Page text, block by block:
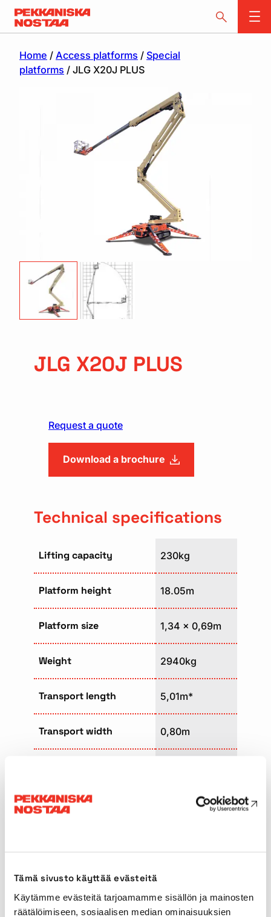
Tämä sivusto käyttää evästeitä
Käytämme evästeitä tarjoamamme sisällön ja mainosten
räätälöimiseen, sosiaalisen median ominaisuuksien
Home / Access platforms / Special
platforms / JLG X20J PLUS
JLG X20J PLUS
Request a quote
Download a brochure
Technical specifications
Lifting capacity 230kg
Platform height 18.05m
Platform size 1,34 x 0,69m
Weight 2940kg
Transport length 5,01m*
Transport width 0,80m
Support width 3,00 x 3,00m
Power source
(secondary)